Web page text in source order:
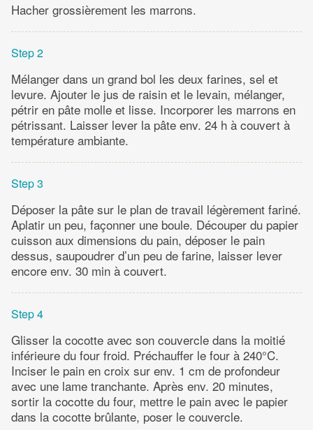
Hacher grossièrement les marrons.
Step 2
Mélanger dans un grand bol les deux farines, sel et
levure. Ajouter le jus de raisin et le levain, mélanger,
pétrir en pâte molle et lisse. Incorporer les marrons en
pétrissant. Laisser lever la pâte env. 24 h à couvert à
température ambiante.
Step 3
Déposer la pâte sur le plan de travail légèrement fariné.
Aplatir un peu, façonner une boule. Découper du papier
cuisson aux dimensions du pain, déposer le pain
dessus, saupoudrer d’un peu de farine, laisser lever
encore env. 30 min à couvert.
Step 4
Glisser la cocotte avec son couvercle dans la moitié
inférieure du four froid. Préchauffer le four à 240°C.
Inciser le pain en croix sur env. 1 cm de profondeur
avec une lame tranchante. Après env. 20 minutes,
sortir la cocotte du four, mettre le pain avec le papier
dans la cocotte brûlante, poser le couvercle.